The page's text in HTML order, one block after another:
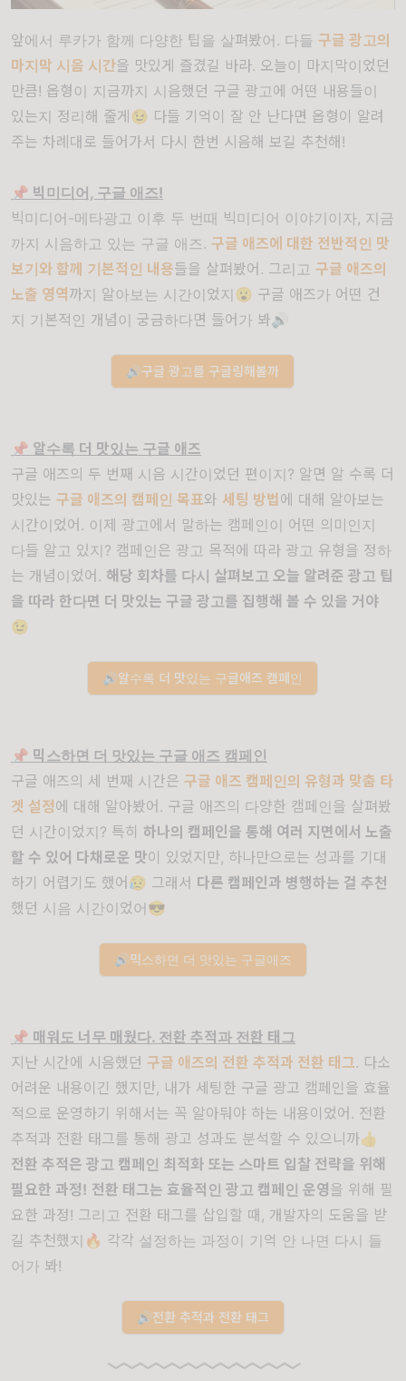
앞에서 루카가 함께 다양한 팁을 살펴봤어. 다들 구글 광고의
마지막 시음 시간을 맛있게 즐겼길 바라. 오늘이 마지막이었던
만큼! 옵형이 지금까지 시음했던 구글 광고에 어떤 내용들이
있는지 정리해 줄게😉 다들 기억이 잘 안 난다면 옵형이 알려
주는 차례대로 들어가서 다시 한번 시음해 보길 추천해!
📌 빅미디어, 구글 애즈!
빅미디어-메타광고 이후 두 번때 빅미디어 이야기이자, 지금
까지 시음하고 있는 구글 애즈. 구글 애즈에 대한 전반적인 맛
보기와 함께 기본적인 내용들을 살펴봤어. 그리고 구글 애즈의
노출 영역까지 알아보는 시간이었지😮 구글 애즈가 어떤 건
지 기본적인 개념이 궁금하다면 들어가 봐🔊
🔊구글 광고를 구글링해볼까
📌 알수록 더 맛있는 구글 애즈
구글 애즈의 두 번째 시음 시간이었던 편이지? 알면 알 수록 더
맛있는 구글 애즈의 캠페인 목표와 세팅 방법 에 대해 알아보는
시간이었어. 이제 광고에서 말하는 캠페인이 어떤 의미인지
다들 알고 있지? 캠페인은 광고 목적에 따라 광고 유형을 정하
는 개념이었어. 해당 회차를 다시 살펴보고 오늘 알려준 광고 팁
을 따라 한다면 더 맛있는 구글 광고를 집행해 볼 수 있을 거야
😉
🔊알수록 더 맛있는 구글애즈 캠페인
📌 믹스하면 더 맛있는 구글 애즈 캠페인
구글 애즈의 세 번째 시간은 구글 애즈 캠페인의 유형과 맞춤 타
겟 설정에 대해 알아봤어. 구글 애즈의 다양한 캠페인을 살펴봤
던 시간이었지? 특히 하나의 캠페인을 통해 여러 지면에서 노출
할 수 있어 다채로운 맛이 있었지만, 하나만으로는 성과를 기대
하기 어렵기도 했어😥 그래서 다른 캠페인과 병행하는 걸 추천
했던 시음 시간이었어😎
🔊믹스하면 더 맛있는 구글애즈
📌 매워도 너무 매웠다. 전환 추적과 전환 태그
지난 시간에 시음했던 구글 애즈의 전환 추적과 전환 태그. 다소
어려운 내용이긴 했지만, 내가 세팅한 구글 광고 캠페인을 효율
적으로 운영하기 위해서는 꼭 알아둬야 하는 내용이었어. 전환
추적과 전환 태그를 통해 광고 성과도 분석할 수 있으니까👍
전환 추적은 광고 캠페인 최적화 또는 스마트 입찰 전략을 위해
필요한 과정! 전환 태그는 효율적인 광고 캠페인 운영을 위해 필
요한 과정! 그리고 전환 태그를 삽입할 때, 개발자의 도움을 받
길 추천했지🔥 각각 설정하는 과정이 기억 안 나면 다시 들
어가 봐!
🔊전환 추적과 전환 태그